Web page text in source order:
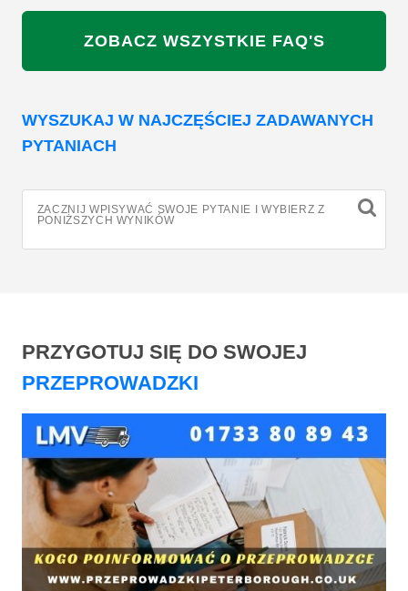
ZOBACZ WSZYSTKIE FAQ'S
WYSZUKAJ W NAJCZĘŚCIEJ ZADAWANYCH
PYTANIACH
ZACZNIJ WPISYWAĆ SWOJE PYTANIE I WYBIERZ Z
PONIŻSZYCH WYNIKÓW
PRZYGOTUJ SIĘ DO SWOJEJ
PRZEPROWADZKI